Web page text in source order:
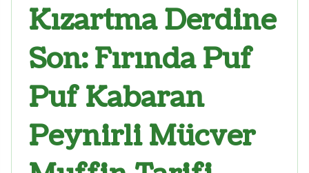
Kızartma Derdine
Son: Fırında Puf
Puf Kabaran
Peynirli Mücver